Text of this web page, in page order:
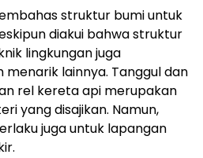
struktur bumi untuk
diakui bahwa struktur
lingkungan juga
lainnya. Tanggul dan
rel kereta api merupakan
yang disajikan. Namun,
juga untuk lapangan